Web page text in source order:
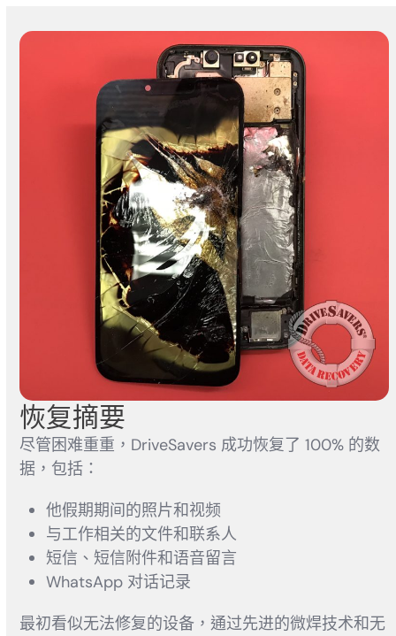
恢复摘要
尽管困难重重，DriveSavers 成功恢复了 100% 的数
据，包括：
他假期期间的照片和视频
与工作相关的文件和联系人
短信、短信附件和语音留言
WhatsApp 对话记录
最初看似无法修复的设备，通过先进的微焊技术和无